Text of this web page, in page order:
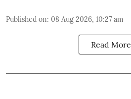
Published on: 08 Aug 2026, 10:27 am
Read More